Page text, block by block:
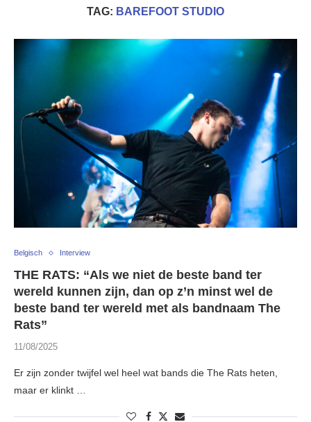
TAG: BAREFOOT STUDIO
Belgisch Interview
THE RATS: “Als we niet de beste band ter
wereld kunnen zijn, dan op z’n minst wel de
beste band ter wereld met als bandnaam The
Rats”
11/08/2025
Er zijn zonder twijfel wel heel wat bands die The Rats heten,
maar er klinkt …